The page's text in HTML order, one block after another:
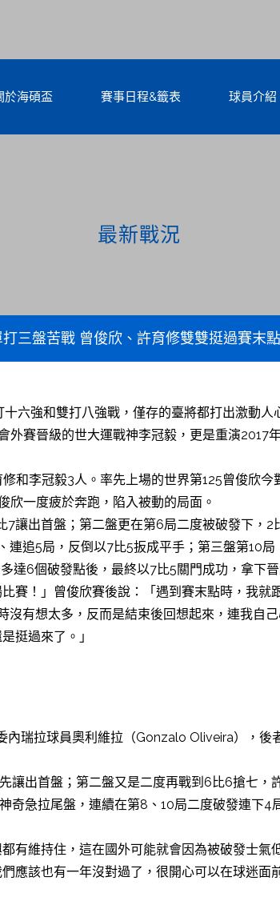
於海碩盃 賽事日程&籤表 球員介紹
最新戰況
三盤苦戰 曾俊欣、許育修雙雙挺過賽末
六強和雙打八強戰，僅存的臺將都打出激動
賽晉級的世大運戰神李冠毅，更是重演2017
和李冠毅3人。率先上場的世界第125曾俊欣
欣一度疲於奔跑，陷入被動的局面。
讓出首盤；第二盤更在第6局二度被破發下，
連追5局，反倒以7比5扳成平手；第三盤第10
達6個破發點後，最終以7比5關門成功，拿下
賽！」曾俊欣賽後說：「遇到賽末點時，我
有想太多，反而是結束後回想起來，連我自
挺過來了。」
瑞拉球員奧利維拉（Gonzalo Oliveira），
讓出首盤；第二盤又是二度再戰到6比6搶七
奇急拉尾盤，連續在第8、10局二度破發連下
有維持住，這在國外可能就會因為被破發士
應該也有一年沒對過了，很開心可以在球迷